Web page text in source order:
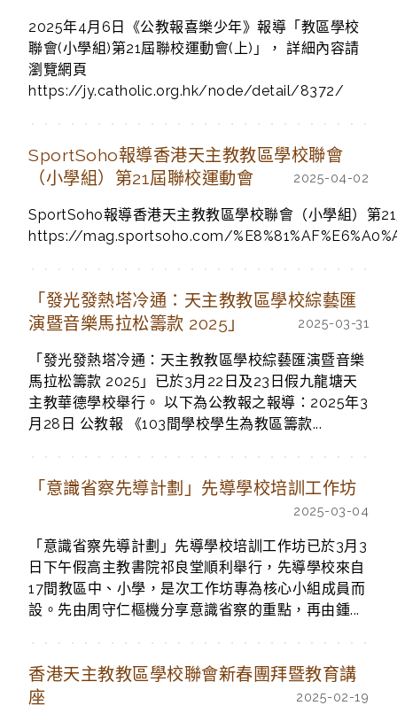
2025年4月6日《公教報喜樂少年》報導「教區學校
聯會(小學組)第21屆聯校運動會(上)」， 詳細內容請
瀏覽網頁
https://jy.catholic.org.hk/node/detail/8372/
SportSoho報導香港天主教教區學校聯會
（小學組）第21屆聯校運動會
2025-04-02
SportSoho報導香港天主教教區學校聯會（小學組）第
https://mag.sportsoho.com/
「發光發熱塔冷通：天主教教區學校綜藝匯
演暨音樂馬拉松籌款 2025」
2025-03-31
「發光發熱塔冷通：天主教教區學校綜藝匯演暨音樂
馬拉松籌款 2025」已於3月22日及23日假九龍塘天
主教華德學校舉行。 以下為公教報之報導：2025年3
月28日 公教報 《103間學校學生為教區籌款...
「意識省察先導計劃」先導學校培訓工作坊
2025-03-04
「意識省察先導計劃」先導學校培訓工作坊已於3月3
日下午假高主教書院祁良堂順利舉行，先導學校來自
17間教區中、小學，是次工作坊專為核心小組成員而
設。先由周守仁樞機分享意識省察的重點，再由鍾...
香港天主教教區學校聯會新春團拜暨教育講
座
2025-02-19